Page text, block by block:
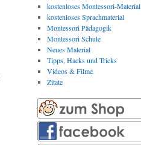
kostenloses Montessori-Material
kostenloses Sprachmaterial
Montessori Pädagogik
Montessori Schule
Neues Material
Tipps, Hacks und Tricks
Videos & Filme
Zitate